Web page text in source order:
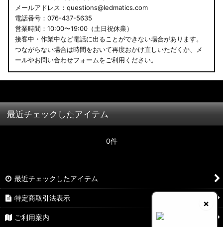
メールアドレス：questions@ledmatics.com
電話番号：076-437-5635
営業時間：10:00〜19:00（土日祝休業）
接客中・作業中など電話に出ることができない場合があります。
つながらない場合は時間をおいて再度おかけ直しいただくか、メ
ールやお問い合わせフォームをご利用ください。
×
最近チェックしたアイテム
0件
最近チェックしたアイテム
特定商取引法表示
ご利用案内